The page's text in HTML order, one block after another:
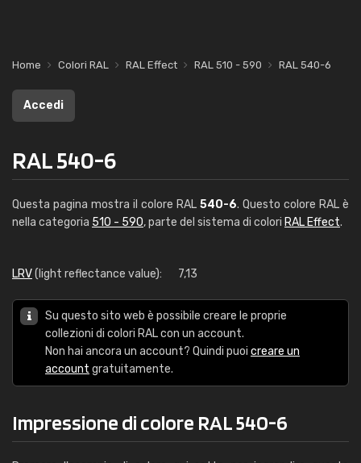
Home Colori RAL RAL Effect RAL 510 - 590 RAL 540-6
Accedi
RAL 540-6
Questa pagina mostra il colore RAL 540-6. Questo colore RAL è
nella categoria 510 - 590, parte del sistema di colori RAL Effect.
LRV(light reflectance value): 7,13
Su questo sito web è possibile creare le proprie
collezioni di colori RAL con un account.
Non hai ancora un account? Quindi puoi creare un
account gratuitamente.
Impressione di colore RAL 540-6